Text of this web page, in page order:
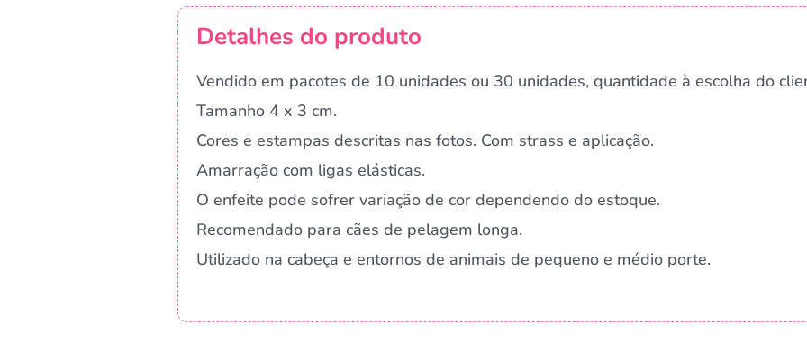
Detalhes do produto
Vendido em pacotes de 10 unidades ou 30 unidades, quantidade à escolha do
Tamanho 4 x 3 cm.
Cores e estampas descritas nas fotos. Com strass e aplicação.
Amarração com ligas elásticas.
O enfeite pode sofrer variação de cor dependendo do estoque.
Recomendado para cães de pelagem longa.
Utilizado na cabeça e entornos de animais de pequeno e médio porte.